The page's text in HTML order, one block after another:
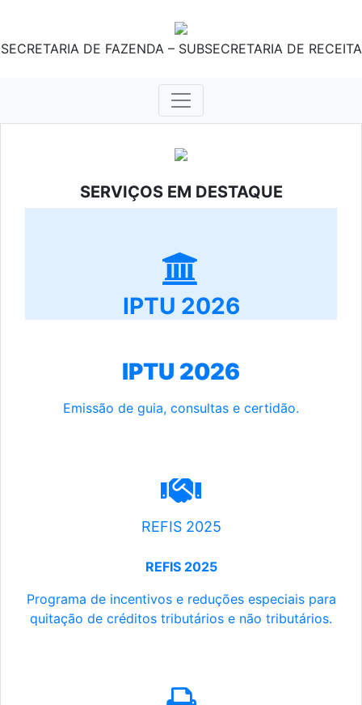
SECRETARIA DE FAZENDA – SUBSECRETARIA DE RECEITA
SERVIÇOS EM DESTAQUE
IPTU 2026
IPTU 2026
Emissão de guia, consultas e certidão.
REFIS 2025
REFIS 2025
Programa de incentivos e reduções especiais para
quitação de créditos tributários e não tributários.